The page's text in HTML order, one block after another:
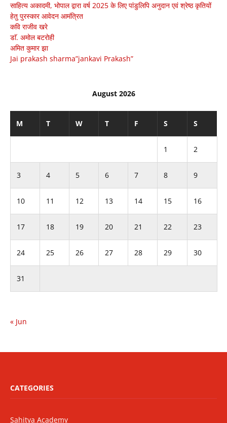
साहित्य अकादमी, भोपाल द्वारा वर्ष 2025 के लिए पांडुलिपि अनुदान एवं श्रेष्ठ कृतियों
हेतु पुरस्कार आवेदन आमंत्रित
कवि राजीव खरे
डाॅ. अमोल बटरोही
अमित कुमार झा
Jai prakash sharma”jankavi Prakash”
August 2026
M T W T F S S
1 2
3 4 5 6 7 8 9
10 11 12 13 14 15 16
17 18 19 20 21 22 23
24 25 26 27 28 29 30
31
« Jun
CATEGORIES
Sahitya Academy